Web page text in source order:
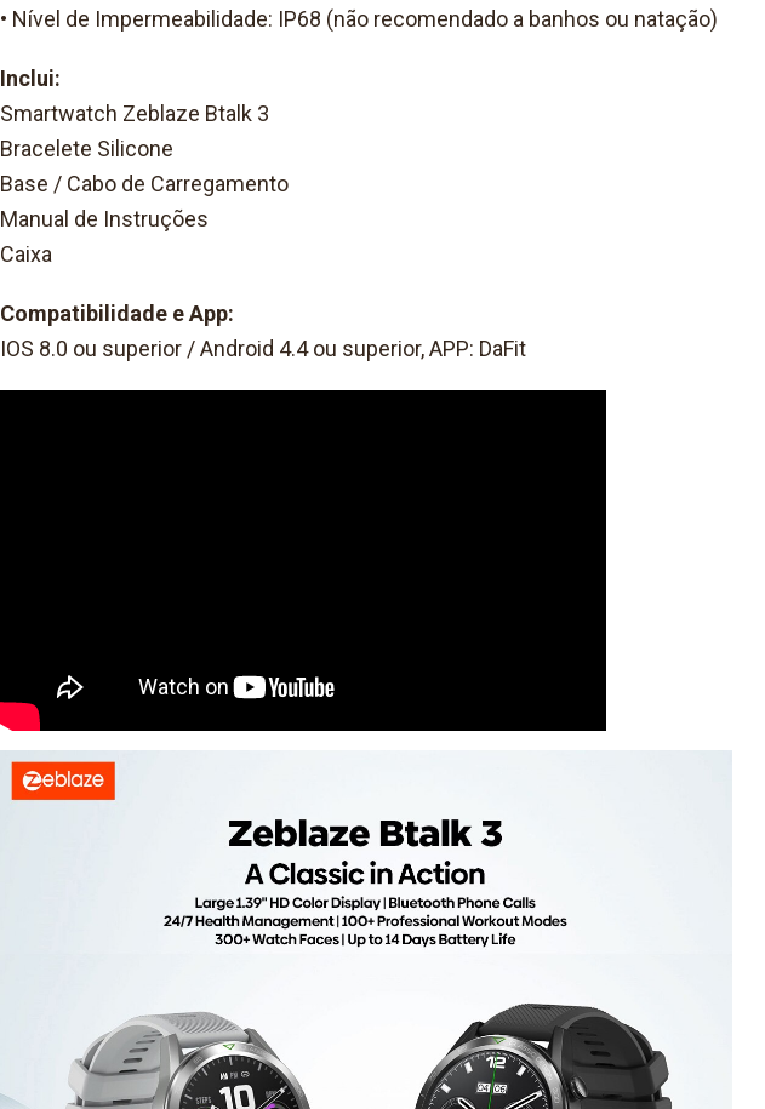
• Nível de Impermeabilidade: IP68 (não recomendado a banhos ou natação)
Inclui:
Smartwatch Zeblaze Btalk 3
Bracelete Silicone
Base / Cabo de Carregamento
Manual de Instruções
Caixa
Compatibilidade e App:
IOS 8.0 ou superior / Android 4.4 ou superior, APP: DaFit